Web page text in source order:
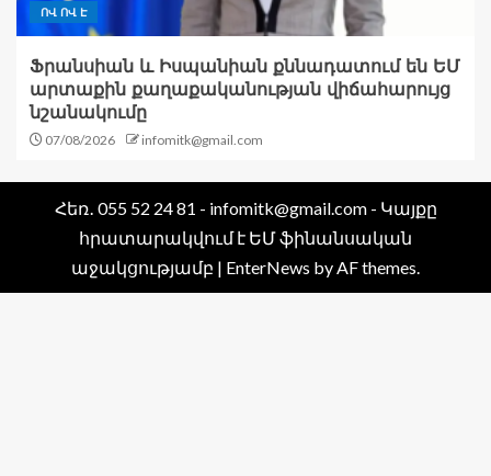
ՈՎ ՈՎ Է
Ֆրանսիան և Իսպանիան քննադատում են ԵՄ
արտաքին քաղաքականության վիճահարույց
նշանակումը
07/08/2026 infomitk@gmail.com
Հեռ․ 055 52 24 81 - infomitk@gmail.com - Կայքը
հրատարակվում է ԵՄ ֆինանսական
աջակցությամբ | EnterNews by AF themes.